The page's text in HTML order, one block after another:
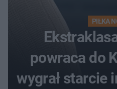
PIŁKA
powraca do
wygrał starcie